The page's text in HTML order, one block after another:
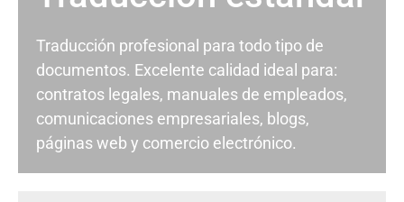
Traducción profesional para todo tipo de
documentos. Excelente calidad ideal para:
contratos legales, manuales de empleados,
comunicaciones empresariales, blogs,
páginas web y comercio electrónico.